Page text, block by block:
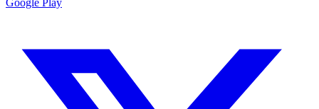
Google Play